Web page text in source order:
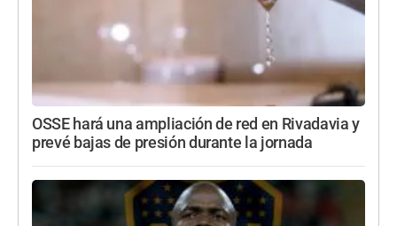
OSSE hará una ampliación de red en Rivadavia y
prevé bajas de presión durante la jornada